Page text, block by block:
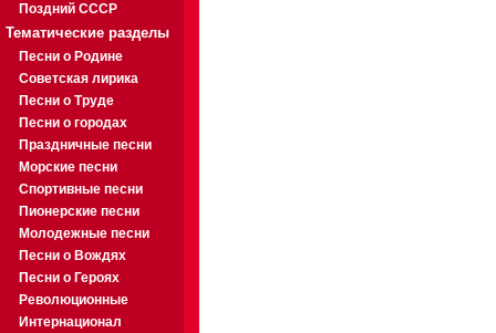
Поздний СССР
Тематические разделы
Песни о Родине
Советская лирика
Песни о Труде
Песни о городах
Праздничные песни
Морские песни
Спортивные песни
Пионерские песни
Молодежные песни
Песни о Вождях
Песни о Героях
Революционные
Интернационал